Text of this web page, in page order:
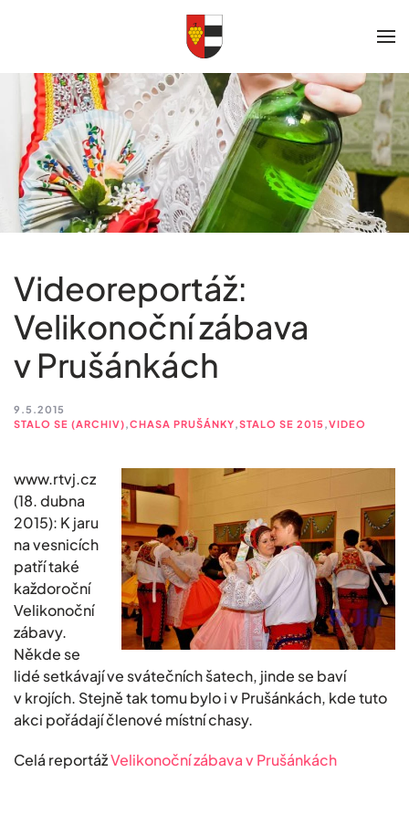
Videoreportáž:
Velikonoční zábava
v Prušánkách
9.5.2015
STALO SE (ARCHIV),CHASA PRUŠÁNKY,STALO SE 2015,VIDEO
www.rtvj.cz
(18. dubna
2015): K jaru
na vesnicích
patří také
každoroční
Velikonoční
zábavy.
Někde se
lidé setkávají ve svátečních šatech, jinde se baví
v krojích. Stejně tak tomu bylo i v Prušánkách, kde tuto
akci pořádají členové místní chasy.
Celá reportážVelikonoční zábava v Prušánkách